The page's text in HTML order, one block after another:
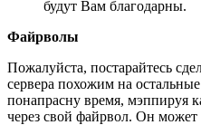
будут Вам благодарны.
Файрволы
Пожалуйста, постарайтесь
сервера похожим на
понапрасну время, мэппируя
через свой файрвол. Он